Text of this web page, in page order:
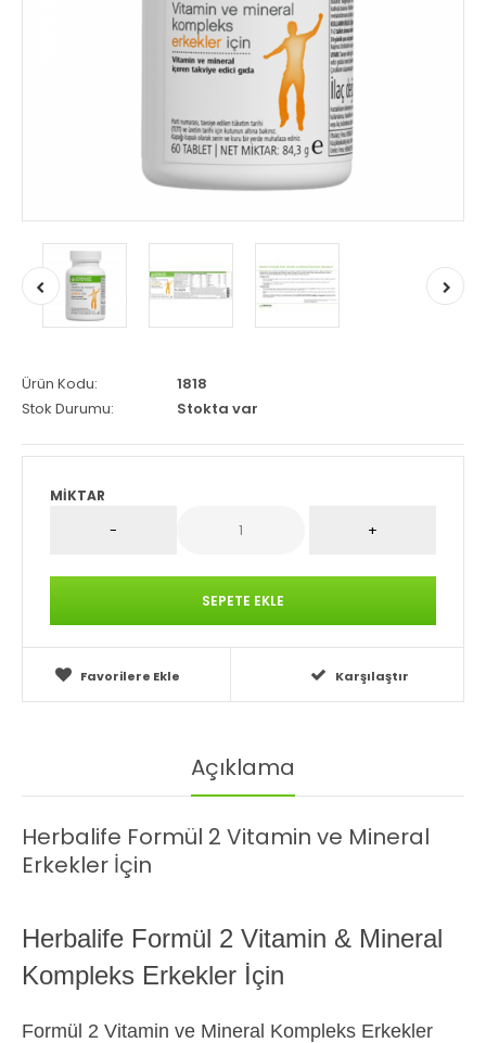
Ürün Kodu:
1818
Stok Durumu:
Stokta var
MIKTAR
Favorilere Ekle Karşılaştır
Açıklama
Herbalife Formül 2 Vitamin ve Mineral
Erkekler İçin
Herbalife Formül 2 Vitamin & Mineral
Kompleks Erkekler İçin
Formül 2 Vitamin ve Mineral Kompleks Erkekler